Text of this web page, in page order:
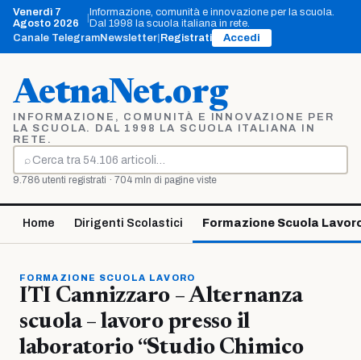
Vai
contenuto
Venerdì 7
Agosto 2026
Informazione, comunità e innovazione per la scuola.
Dal 1998 la scuola italiana in rete.
Canale TelegramNewsletter Registrati Accedi
AetnaNet.org
INFORMAZIONE, COMUNITÀ E INNOVAZIONE PER
LA SCUOLA. DAL 1998 LA SCUOLA ITALIANA IN
RETE.
⌕
Cerca
9.786 utenti registrati · 704 mln di pagine viste
Home Dirigenti Scolastici Formazione Scuola
FORMAZIONE SCUOLA LAVORO
ITI Cannizzaro – Alternanza
scuola – lavoro presso il
laboratorio “Studio Chimico